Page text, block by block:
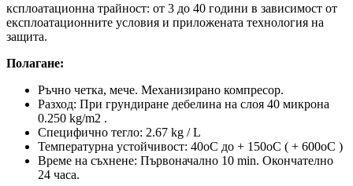
ксплоатационна трайност: от 3 до 40 години в зависимост от
експлоатационните условия и приложената технология на
защита.
Полагане:
Ръчно четка, мече. Механизирано компресор.
Разход: При грундиране дебелина на слоя 40 микрона
0.250 kg/m2 .
Специфично тегло: 2.67 kg / L
Температурна устойчивост: 40oС до + 150oС ( + 600оС )
Време на съхнене: Първоначално 10 min. Окончателно
24 часа.